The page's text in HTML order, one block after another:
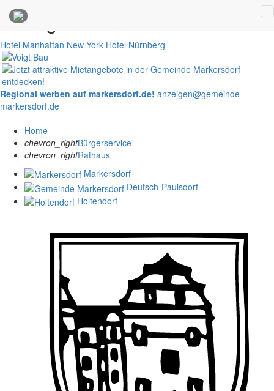
Anzeigen
Hotel Manhattan New York Hotel Nürnberg
Regional werben auf markersdorf.de! anzeigen@gemeinde-
markersdorf.de
Home
chevron_rightBürgerservice
chevron_rightRathaus
Markersdorf
Deutsch-Paulsdorf
Holtendorf